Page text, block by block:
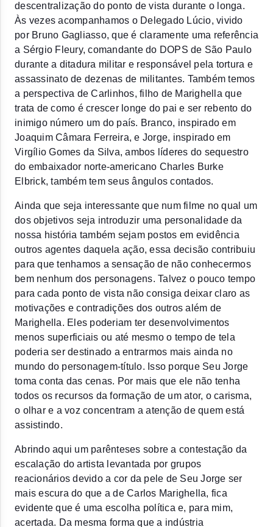
descentralização do ponto de vista durante o longa.
Às vezes acompanhamos o Delegado Lúcio, vivido
por Bruno Gagliasso, que é claramente uma referência
a Sérgio Fleury, comandante do DOPS de São Paulo
durante a ditadura militar e responsável pela tortura e
assassinato de dezenas de militantes. Também temos
a perspectiva de Carlinhos, filho de Marighella que
trata de como é crescer longe do pai e ser rebento do
inimigo número um do país. Branco, inspirado em
Joaquim Câmara Ferreira, e Jorge, inspirado em
Virgílio Gomes da Silva, ambos líderes do sequestro
do embaixador norte-americano Charles Burke
Elbrick, também tem seus ângulos contados.
Ainda que seja interessante que num filme no qual um
dos objetivos seja introduzir uma personalidade da
nossa história também sejam postos em evidência
outros agentes daquela ação, essa decisão contribuiu
para que tenhamos a sensação de não conhecermos
bem nenhum dos personagens. Talvez o pouco tempo
para cada ponto de vista não consiga deixar claro as
motivações e contradições dos outros além de
Marighella. Eles poderiam ter desenvolvimentos
menos superficiais ou até mesmo o tempo de tela
poderia ser destinado a entrarmos mais ainda no
mundo do personagem-título. Isso porque Seu Jorge
toma conta das cenas. Por mais que ele não tenha
todos os recursos da formação de um ator, o carisma,
o olhar e a voz concentram a atenção de quem está
assistindo.
Abrindo aqui um parênteses sobre a contestação da
escalação do artista levantada por grupos
reacionários devido a cor da pele de Seu Jorge ser
mais escura do que a de Carlos Marighella, fica
evidente que é uma escolha política e, para mim,
acertada. Da mesma forma que a indústria